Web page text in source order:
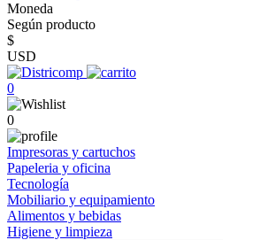
Moneda
Según producto
$
USD
0
0
Impresoras y cartuchos
Papeleria y oficina
Tecnología
Mobiliario y equipamiento
Alimentos y bebidas
Higiene y limpieza